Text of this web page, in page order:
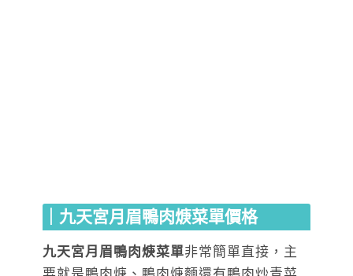
｜九天宮月眉鴨肉焿菜單價格
九天宮月眉鴨肉焿菜單非常簡單直接，主